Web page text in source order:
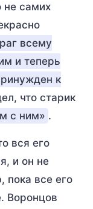
не самих
всему
и теперь
к
что старик
с ним» .
вся его
и он не
пока все его
Воронцов